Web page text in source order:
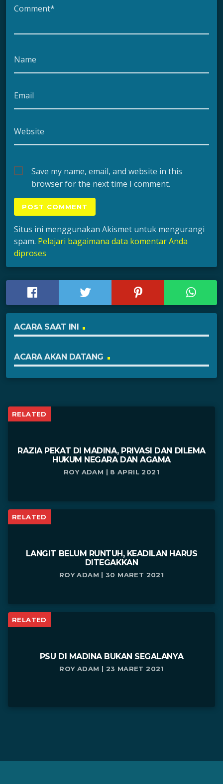
Comment*
Name
Email
Website
Save my name, email, and website in this
browser for the next time I comment.
Situs ini menggunakan Akismet untuk mengurangi
spam. Pelajari bagaimana data komentar Anda
diproses
ACARA SAAT INI
ACARA AKAN DATANG
RELATED
RAZIA PEKAT DI MADINA, PRIVASI DAN DILEMA
HUKUM NEGARA DAN AGAMA
ROY ADAM | 8 APRIL 2021
RELATED
LANGIT BELUM RUNTUH, KEADILAN HARUS
DITEGAKKAN
ROY ADAM | 30 MARET 2021
RELATED
PSU DI MADINA BUKAN SEGALANYA
ROY ADAM | 23 MARET 2021